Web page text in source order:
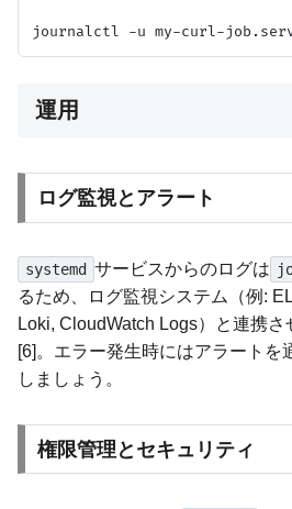
運用
ログ監視とアラート
systemd サービスからのログは
るため、ログ監視システム（例:
Loki, CloudWatch Logs）と連携
[6]。エラー発生時にはアラートを
しましょう。
権限管理とセキュリティ